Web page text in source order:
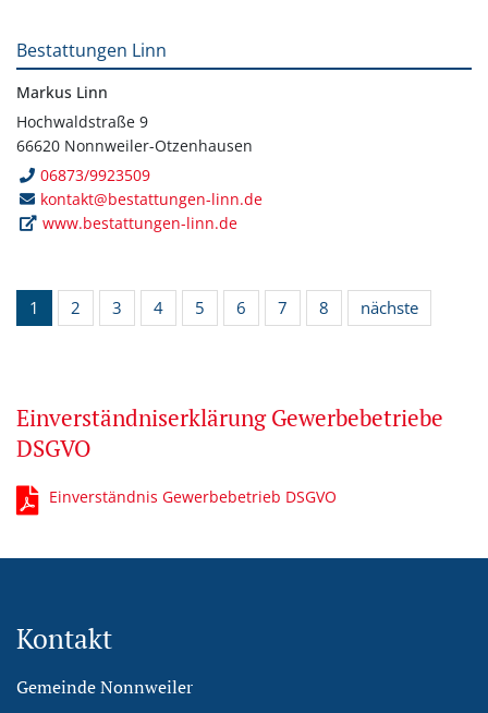
Bestattungen Linn
Markus Linn
Hochwaldstraße 9
66620 Nonnweiler-Otzenhausen
06873/9923509
kontakt@bestattungen-linn.de
www.bestattungen-linn.de
1 2 3 4 5 6 7 8 nächste
Einverständniserklärung Gewerbebetriebe
DSGVO
Einverständnis Gewerbebetrieb DSGVO
Kontakt
Gemeinde Nonnweiler